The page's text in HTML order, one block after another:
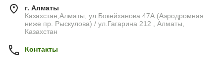
г. Алматы
Казахстан,Алматы, ул.Бокейханова 47А (Аэродромная
ниже пр. Рыскулова) / ул.Гагарина 212 , Алматы,
Казахстан
Контакты